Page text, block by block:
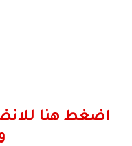
اضغط هنا